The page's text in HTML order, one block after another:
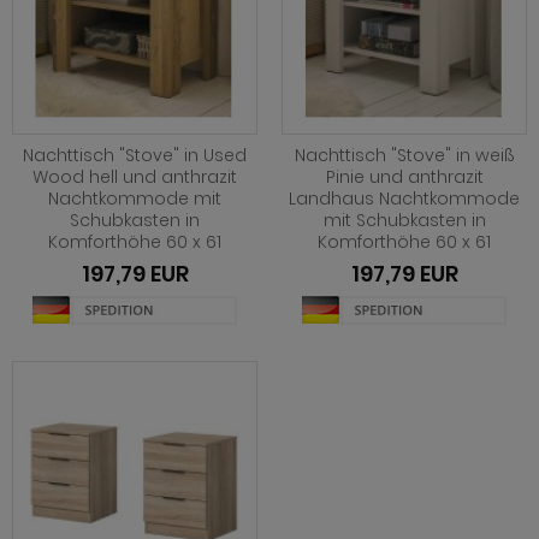
Nachttisch "Stove" in Used
Wood hell und anthrazit
Nachtkommode mit
Schubkasten in
Komforthöhe 60 x 61
197,79 EUR
Nachttisch "Stove" in weiß
Pinie und anthrazit
Landhaus Nachtkommode
mit Schubkasten in
Komforthöhe 60 x 61
197,79 EUR
Nobile
Norwich
Onawa grau
Onawa grün
Onawa weiß
Option Jackson Eiche
Option Kaschmir
Rideau
Rivian
Ronson
Norris
Norwich
Ocean
Palamos
Paterno
Piano
Plate
Ribera
Rideau